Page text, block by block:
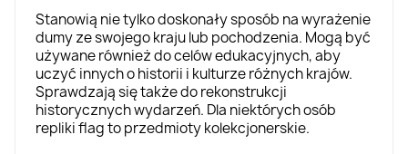
Stanowią nie tylko doskonały sposób na wyrażenie
dumy ze swojego kraju lub pochodzenia. Mogą być
używane również do celów edukacyjnych, aby
uczyć innych o historii i kulturze różnych krajów.
Sprawdzają się także do rekonstrukcji
historycznych wydarzeń. Dla niektórych osób
repliki flag to przedmioty kolekcjonerskie.